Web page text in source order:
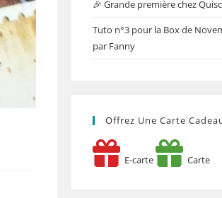
🎉 Grande première chez
Tuto n°3 pour la Box de
par Fanny
Offrez Une Carte
E-carte Carte